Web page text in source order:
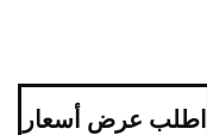
اطلب عرض أسعار